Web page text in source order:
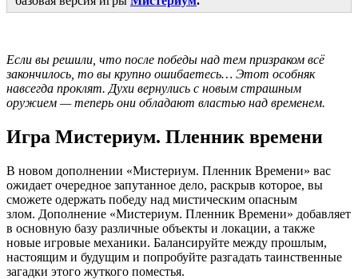
Если вы решили, что после победы над тем призраком всё
закончилось, то вы крупно ошибаетесь… Этот особняк
навсегда проклят. Духи вернулись с новым страшным
оружием — теперь они обладают властью над временем.
Игра Мистериум. Пленник времени
В новом дополнении «Мистериум. Пленник Времени» вас
ожидает очередное запутанное дело, раскрыв которое, вы
сможете одержать победу над мистическим опасным
злом. Дополнение «Мистериум. Пленник Времени» добавляет
в основную базу различные объекты и локации, а также
новые игровые механики. Балансируйте между прошлым,
настоящим и будущим и попробуйте разгадать таинственные
загадки этого жуткого поместья.